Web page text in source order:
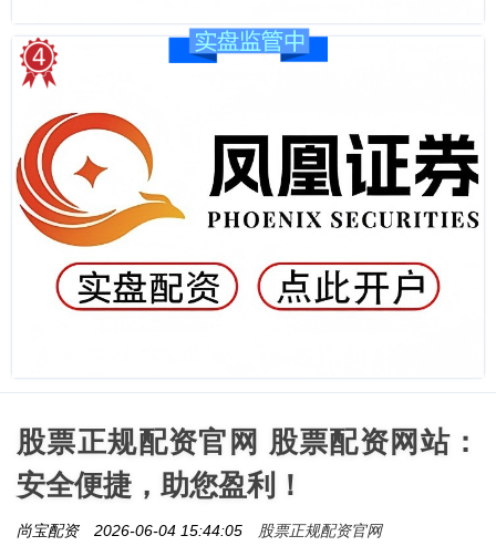
股票正规配资官网 股票配资网站：
安全便捷，助您盈利！
尚宝配资 2026-06-04 15:44:05 股票正规配资官网